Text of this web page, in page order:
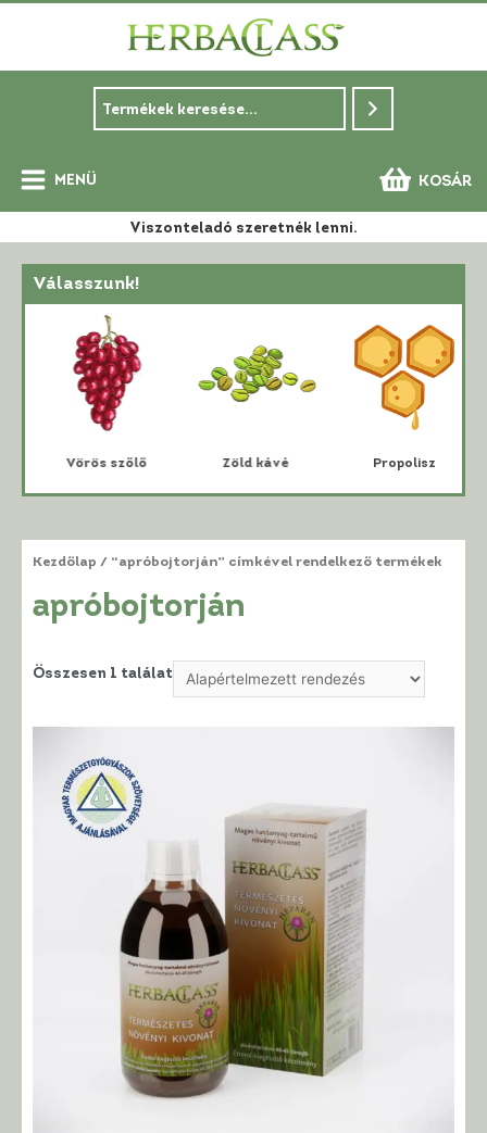
Main
MENÜ KOSÁR
Viszonteladó szeretnék lenni.
Válasszunk!
Vörös szőlő Zöld kávé Propolisz
Kezdőlap / “apróbojtorján” címkével rendelkező termékek
apróbojtorján
Összesen 1 találat